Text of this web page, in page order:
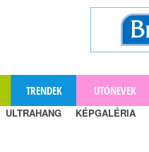
TRENDEK UTÓNEVEK
ULTRAHANG KÉPGALÉRIA